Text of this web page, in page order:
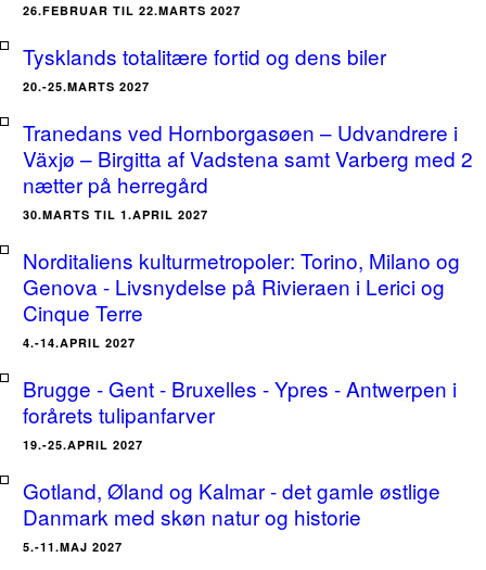
26.FEBRUAR TIL 22.MARTS 2027
Tysklands totalitære fortid og dens biler
20.-25.MARTS 2027
Tranedans ved Hornborgasøen – Udvandrere i
Växjø – Birgitta af Vadstena samt Varberg med 2
nætter på herregård
30.MARTS TIL 1.APRIL 2027
Norditaliens kulturmetropoler: Torino, Milano og
Genova - Livsnydelse på Rivieraen i Lerici og
Cinque Terre
4.-14.APRIL 2027
Brugge - Gent - Bruxelles - Ypres - Antwerpen i
forårets tulipanfarver
19.-25.APRIL 2027
Gotland, Øland og Kalmar - det gamle østlige
Danmark med skøn natur og historie
5.-11.MAJ 2027